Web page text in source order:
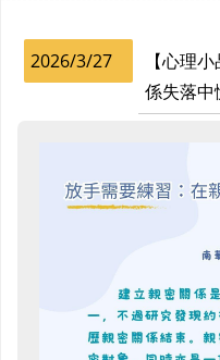
2026/3/27
【心理
係失落中